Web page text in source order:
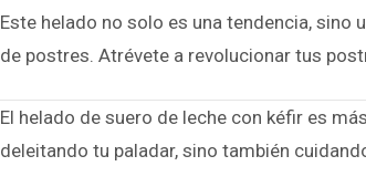
Este helado no solo es una tendencia, sino
de postres. Atrévete a revolucionar tus
El helado de suero de leche con kéfir es
deleitando tu paladar, sino también